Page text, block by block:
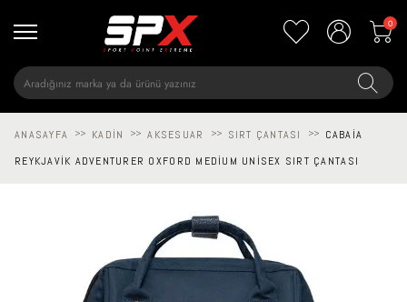
0
ANASAYFA >> KADIN >> AKSESUAR >> SIRT ÇANTASI >>
CABAIA
REYKJAVIK ADVENTURER OXFORD MEDIUM UNISEX SIRT ÇANTASI